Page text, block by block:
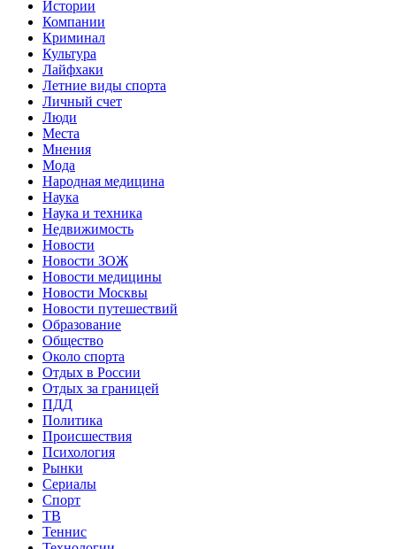
Истории
Компании
Криминал
Культура
Лайфхаки
Летние виды спорта
Личный счет
Люди
Места
Мнения
Мода
Народная медицина
Наука
Наука и техника
Недвижимость
Новости
Новости ЗОЖ
Новости медицины
Новости Москвы
Новости путешествий
Образование
Общество
Около спорта
Отдых в России
Отдых за границей
ПДД
Политика
Происшествия
Психология
Рынки
Сериалы
Спорт
ТВ
Теннис